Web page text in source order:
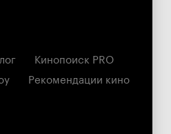
Кинопоиск PRO
Рекомендации кино